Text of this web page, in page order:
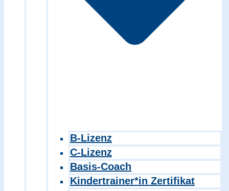
B-Lizenz
C-Lizenz
Basis-Coach
Kindertrainer*in Zertifikat